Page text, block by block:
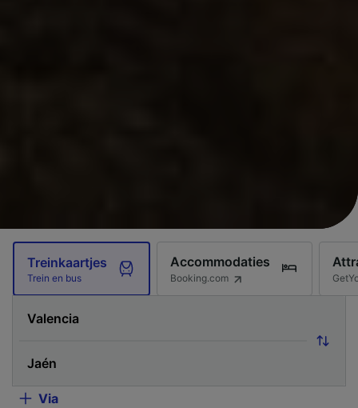
Treinkaartjes
Trein en bus
Accommodaties
Booking.com
Via